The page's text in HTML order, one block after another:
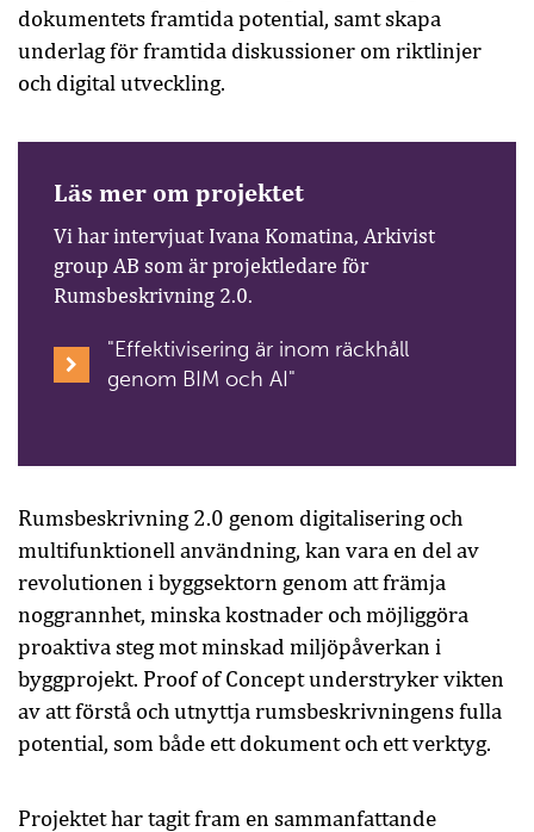
dokumentets framtida potential, samt skapa
underlag för framtida diskussioner om riktlinjer
och digital utveckling.
Läs mer om projektet
Vi har intervjuat Ivana Komatina, Arkivist
group AB som är projektledare för
Rumsbeskrivning 2.0.
"Effektivisering är inom räckhåll
genom BIM och AI"
Rumsbeskrivning 2.0 genom digitalisering och
multifunktionell användning, kan vara en del av
revolutionen i byggsektorn genom att främja
noggrannhet, minska kostnader och möjliggöra
proaktiva steg mot minskad miljöpåverkan i
byggprojekt. Proof of Concept understryker vikten
av att förstå och utnyttja rumsbeskrivningens fulla
potential, som både ett dokument och ett verktyg.
Projektet har tagit fram en sammanfattande